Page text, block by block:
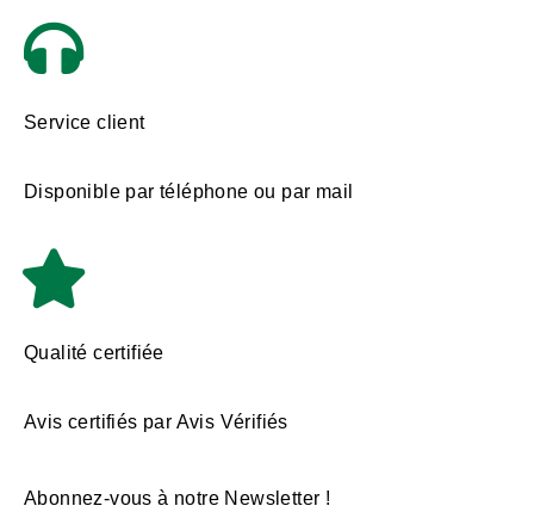
Service client
Disponible par téléphone ou par mail
Qualité certifiée
Avis certifiés par Avis Vérifiés
Abonnez-vous à notre Newsletter !